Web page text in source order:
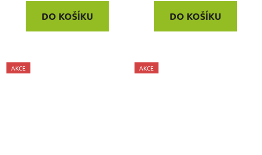
DO KOŠÍKU
5
DO KOŠÍKU
AKCE AKCE